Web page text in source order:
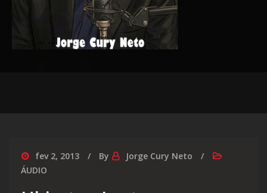
fev 2, 2013 By
Jorge Cury Neto
ÁUDIO